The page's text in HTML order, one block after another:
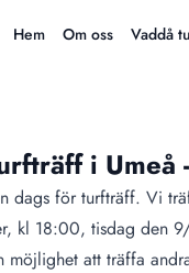
Hem Om oss Vaddå
i Umeå
dags för turfträff. Vi
kl 18:00, tisdag den
möjlighet att träffa